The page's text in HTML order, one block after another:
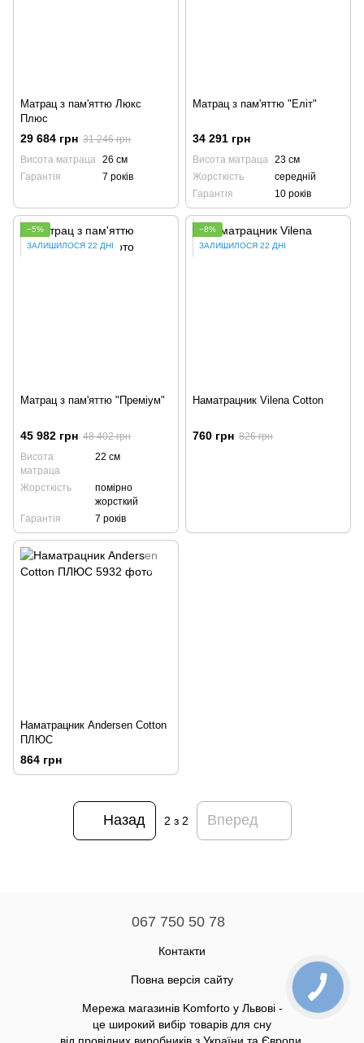
Матрац з пам'яттю Люкс
Плюс
29 684 грн 31 246 грн
Висота матраца 26 см
Гарантія
7 років
Матрац з пам'яттю "Еліт"
34 291 грн
Висота матраца 23 см
Жорсткість
середній
Гарантія
10 років
−5%
ЗАЛИШИЛОСЯ 22 ДНІ
Матрац з пам'яттю "Преміум"
45 982 грн 48 402 грн
Висота
матраца
22 см
Жорсткість
помірно
жорсткий
Гарантія
7 років
−8%
ЗАЛИШИЛОСЯ 22 ДНІ
Наматрацник Vilena Cotton
760 грн 826 грн
Наматрацник Andersen Cotton
ПЛЮС
864 грн
Назад 2 з 2 Вперед
067 750 50 78
Контакти
Повна версія сайту
Мережа магазинів Komforto у Львові -
це широкий вибір товарів для сну
від провідних виробників з України та Європи.